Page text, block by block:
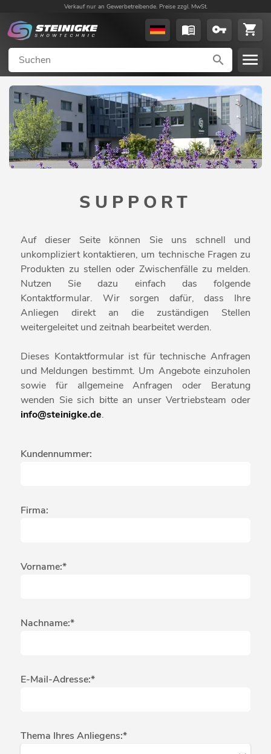
Verkauf nur an Gewerbetreibende. Preise zzgl. MwSt.
SUPPORT
Auf dieser Seite können Sie uns schnell und
unkompliziert kontaktieren, um technische Fragen zu
Produkten zu stellen oder Zwischenfälle zu melden.
Nutzen Sie dazu einfach das folgende
Kontaktformular. Wir sorgen dafür, dass Ihre
Anliegen direkt an die zuständigen Stellen
weitergeleitet und zeitnah bearbeitet werden.
Dieses Kontaktformular ist für technische Anfragen
und Meldungen bestimmt. Um Angebote einzuholen
sowie für allgemeine Anfragen oder Beratung
wenden Sie sich bitte an unser Vertriebsteam oder
info@steinigke.de.
Kundennummer:
Firma:
Vorname:*
Nachname:*
E-Mail-Adresse:*
Thema Ihres Anliegens:*